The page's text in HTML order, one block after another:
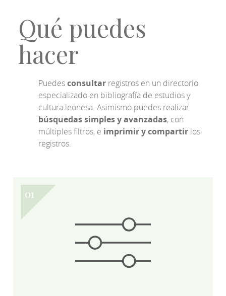
Qué puedes
hacer
Puedesconsultar registros en un directorio
especializado en bibliografía de estudios y
cultura leonesa. Asimismo puedes realizar
búsquedas simples y avanzadas, con
múltiples filtros, e imprimir y compartir los
registros.